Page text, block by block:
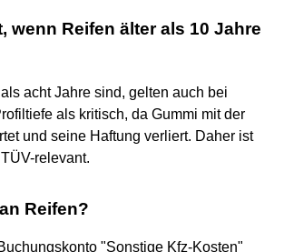
wenn Reifen älter als 10 Jahre
acht Jahre sind, gelten auch bei
als kritisch, da Gummi mit der
und seine Haftung verliert. Daher ist
relevant.
Reifen?
"Sonstige Kfz-Kosten"